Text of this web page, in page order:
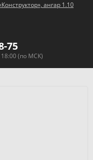
ангар 1.10
75
(по МСК)